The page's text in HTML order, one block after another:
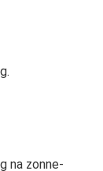
na zonne-